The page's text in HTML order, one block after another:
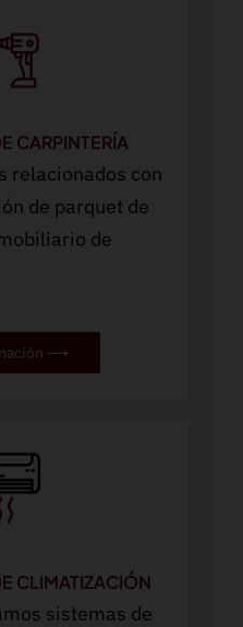
CARPINTERÍA
relacionados con
de parquet de
de
⟶
CLIMATIZACIÓN
sistemas de